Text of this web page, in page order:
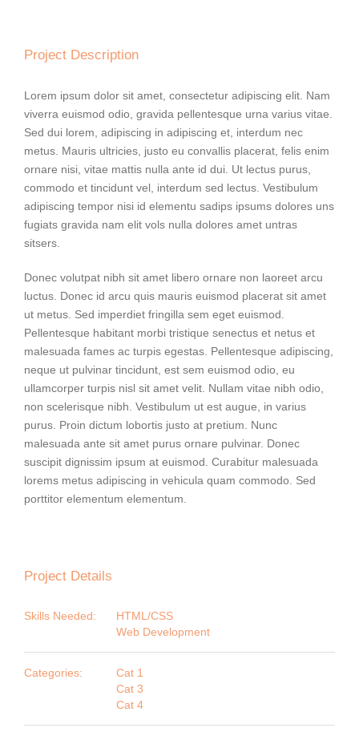
Project Description
Lorem ipsum dolor sit amet, consectetur adipiscing elit. Nam
viverra euismod odio, gravida pellentesque urna varius vitae.
Sed dui lorem, adipiscing in adipiscing et, interdum nec
metus. Mauris ultricies, justo eu convallis placerat, felis enim
ornare nisi, vitae mattis nulla ante id dui. Ut lectus purus,
commodo et tincidunt vel, interdum sed lectus. Vestibulum
adipiscing tempor nisi id elementu sadips ipsums dolores uns
fugiats gravida nam elit vols nulla dolores amet untras
sitsers.
Donec volutpat nibh sit amet libero ornare non laoreet arcu
luctus. Donec id arcu quis mauris euismod placerat sit amet
ut metus. Sed imperdiet fringilla sem eget euismod.
Pellentesque habitant morbi tristique senectus et netus et
malesuada fames ac turpis egestas. Pellentesque adipiscing,
neque ut pulvinar tincidunt, est sem euismod odio, eu
ullamcorper turpis nisl sit amet velit. Nullam vitae nibh odio,
non scelerisque nibh. Vestibulum ut est augue, in varius
purus. Proin dictum lobortis justo at pretium. Nunc
malesuada ante sit amet purus ornare pulvinar. Donec
suscipit dignissim ipsum at euismod. Curabitur malesuada
lorems metus adipiscing in vehicula quam commodo. Sed
porttitor elementum elementum.
Project Details
Skills Needed:
HTML/CSS
Web Development
Categories:
Cat 1
Cat 3
Cat 4